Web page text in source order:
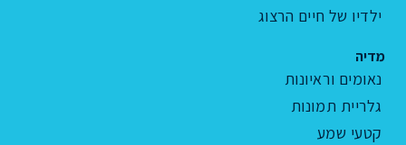
ילדיו של חיים הרצוג
מדיה
נאומים וראיונות
גלריית תמונות
קטעי שמע